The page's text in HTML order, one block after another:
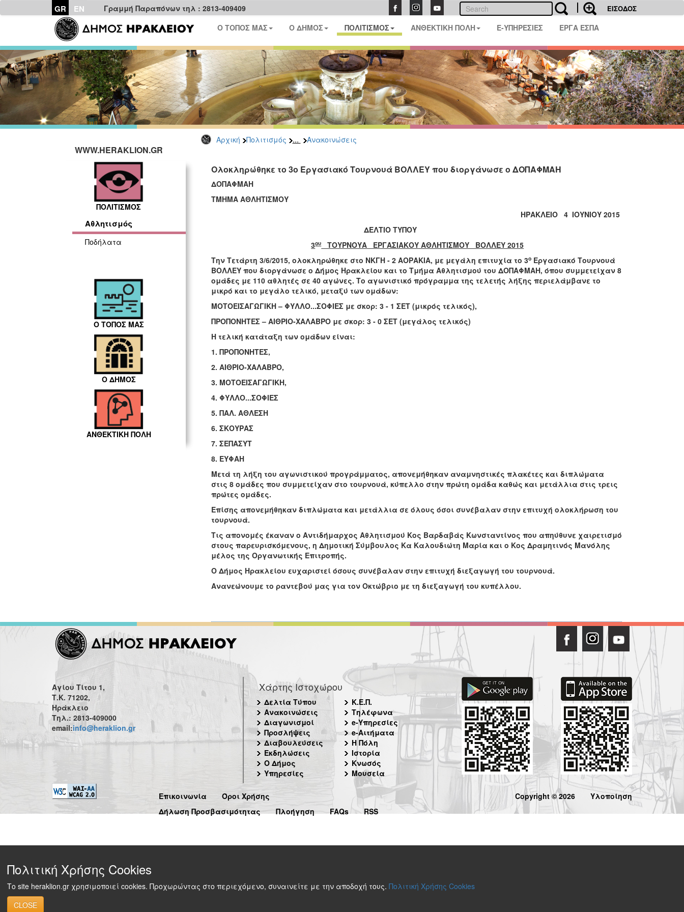
GR EN Γραμμή Παραπόνων τηλ : 2813-409409 ΕΙΣΟΔΟΣ
Ο ΤΟΠΟΣ ΜΑΣ Ο ΔΗΜΟΣ ΠΟΛΙΤΙΣΜΟΣ ΑΝΘΕΚΤΙΚΗ ΠΟΛΗ E-ΥΠΗΡΕΣΙΕΣ ΕΡΓΑ ΕΣΠΑ
Αρχική Πολιτισμός ... Ανακοινώσεις
WWW.HERAKLION.GR
ΠΟΛΙΤΙΣΜΟΣ
Αθλητισμός
Ποδήλατα
Ο ΤΟΠΟΣ ΜΑΣ
Ο ΔΗΜΟΣ
ΑΝΘΕΚΤΙΚΗ ΠΟΛΗ
Ολοκληρώθηκε το 3ο Εργασιακό Τουρνουά ΒΟΛΛΕΥ που διοργάνωσε ο ΔΟΠΑΦΜΑΗ
ΔΟΠΑΦΜΑΗ
ΤΜΗΜΑ ΑΘΛΗΤΙΣΜΟΥ
ΗΡΑΚΛΕΙΟ 4 ΙΟΥΝΙΟΥ 2015
ΔΕΛΤΙΟ ΤΥΠΟΥ
3ουΤΟΥΡΝΟΥΑ ΕΡΓΑΣΙΑΚΟΥ ΑΘΛΗΤΙΣΜΟΥ ΒΟΛΛΕΥ 2015
Την Τετάρτη 3/6/2015, ολοκληρώθηκε στο ΝΚΓΗ - 2 ΑΟΡΑΚΙΑ, με μεγάλη επιτυχία το 3οΕργασιακό Τουρνουά
ΒΟΛΛΕΥ που διοργάνωσε ο Δήμος Ηρακλείου και το Τμήμα Αθλητισμού του ΔΟΠΑΦΜΑΗ, όπου συμμετείχαν 8
ομάδες με 110 αθλητές σε 40 αγώνες. Το αγωνιστικό πρόγραμμα της τελετής λήξης περιελάμβανε το
μικρό και το μεγάλο τελικό, μεταξύ των ομάδων:
ΜΟΤΟΕΙΣΑΓΩΓΙΚΗ – ΦΥΛΛΟ...ΣΟΦΙΕΣ με σκορ: 3 - 1 ΣΕΤ (μικρός τελικός),
ΠΡΟΠΟΝΗΤΕΣ – ΑΙΘΡΙΟ-ΧΑΛΑΒΡΟ με σκορ: 3 - 0 ΣΕΤ (μεγάλος τελικός)
Η τελική κατάταξη των ομάδων είναι:
1. ΠΡΟΠΟΝΗΤΕΣ,
2. ΑΙΘΡΙΟ-ΧΑΛΑΒΡΟ,
3. ΜΟΤΟΕΙΣΑΓΩΓΙΚΗ,
4. ΦΥΛΛΟ...ΣΟΦΙΕΣ
5. ΠΑΛ. ΑΘΛΕΣΗ
6. ΣΚΟΥΡΑΣ
7. ΣΕΠΑΣΥΤ
8. ΕΥΦΑΗ
Μετά τη λήξη του αγωνιστικού προγράμματος, απονεμήθηκαν αναμνηστικές πλακέτες και διπλώματα
στις 8 ομάδες που συμμετείχαν στο τουρνουά, κύπελλο στην πρώτη ομάδα καθώς και μετάλλια στις τρεις
πρώτες ομάδες.
Επίσης απονεμήθηκαν διπλώματα και μετάλλια σε όλους όσοι συνέβαλαν στην επιτυχή ολοκλήρωση του
τουρνουά.
Τις απονομές έκαναν ο Αντιδήμαρχος Αθλητισμού Κος Βαρδαβάς Κωνσταντίνος που απηύθυνε χαιρετισμό
στους παρευρισκόμενους, η Δημοτική Σύμβουλος Κα Καλουδιώτη Μαρία και ο Κος Δραμητινός Μανόλης
μέλος της Οργανωτικής Επιτροπής.
Ο Δήμος Ηρακλείου ευχαριστεί όσους συνέβαλαν στην επιτυχή διεξαγωγή του τουρνουά.
Ανανεώνουμε το ραντεβού μας για τον Οκτώβριο με τη διεξαγωγή του κυπέλλου.
Αγίου Τίτου 1,
Τ.Κ. 71202,
Ηράκλειο
Τηλ.: 2813-409000
email:info@heraklion.gr
Χάρτης Ιστοχώρου
Δελτία Τύπου
Ανακοινώσεις
Διαγωνισμοί
Προσλήψεις
Διαβουλεύσεις
Εκδηλώσεις
Ο Δήμος
Υπηρεσίες
Κ.Ε.Π.
Τηλέφωνα
e-Υπηρεσίες
e-Αιτήματα
Η Πόλη
Ιστορία
Κνωσός
Μουσεία
Επικοινωνία
Όροι Χρήσης
Δήλωση Προσβασιμότητας
Πλοήγηση FAQs RSS
Copyright © 2026 Υλοποίηση
Πολιτική Χρήσης Cookies
Το site heraklion.gr χρησιμοποιεί cookies. Προχωρώντας στο περιεχόμενο, συναινείτε με την αποδοχή τους. Πολιτική Χρήσης Cookies
CLOSE